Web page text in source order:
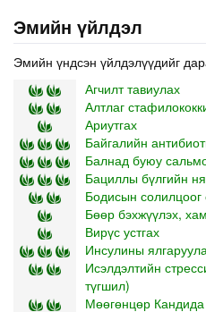
Эмийн үйлдэл
Эмийн үндсэн үйлдэлүүдийг
Агчилт тавиулах
Алтлаг
Ариутгах
Байгалийн
Балнад буюу
Бациллы бүлгийн
Бодисын солилцоог
Бөөр бэхжүүлэх,
Вирүс устгах
Инсулины
Исэлдэлтийн
түгшил)
Мөөгөнцөр